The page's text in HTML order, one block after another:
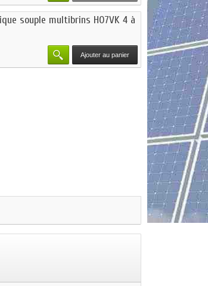
souple multibrins H07VK 4 à
Ajouter au panier